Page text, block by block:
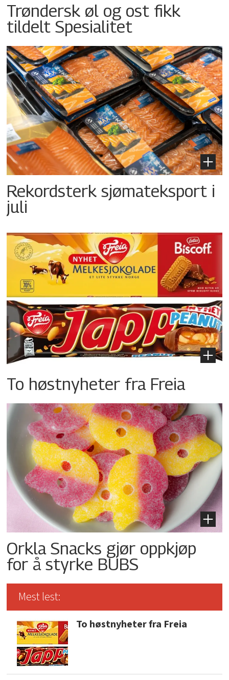
Trøndersk øl og ost fikk
tildelt Spesialitet
Rekordsterk sjømateksport i
juli
To høstnyheter fra Freia
Orkla Snacks gjør oppkjøp
for å styrke BUBS
Mest lest:
To høstnyheter fra Freia